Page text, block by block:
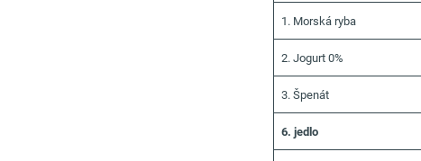
1. Morská ryba
2. Jogurt 0%
3. Špenát
6. jedlo